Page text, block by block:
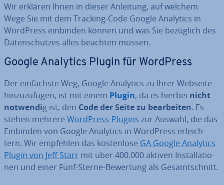
Wir erklären Ihnen in dieser Anleitung, auf welchem
Wege Sie mit dem Tracking-Code Google Analytics in
WordPress einbinden können und was Sie bezüglich des
Da­ten­schut­zes alles beachten müssen.
Google Analytics Plugin für WordPress
Der ein­fachs­te Weg, Google Analytics zu Ihrer Webseite
hin­zu­zu­fü­gen, ist mit einem Plugin, da es hierbei nicht
notwendig ist, den Code der Seite zu be­ar­bei­ten. Es
stehen mehrere WordPress-Plugins zur Auswahl, die das
Einbinden von Google Analytics in WordPress er­leich­
tern. Wir empfehlen das kos­ten­lo­se GA Google Analytics
Plugin von Jeff Starr mit über 400.000 aktiven In­stal­la­tio­
nen und einer Fünf-Sterne-Bewertung als Ge­samt­schnitt.